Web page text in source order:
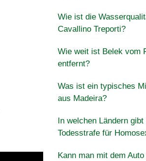
Wie ist die
Cavallino Treporti?
Wie weit ist Belek vom
entfernt?
Was ist ein typisches
aus Madeira?
In welchen Ländern gibt
Todesstrafe für
Kann man mit dem